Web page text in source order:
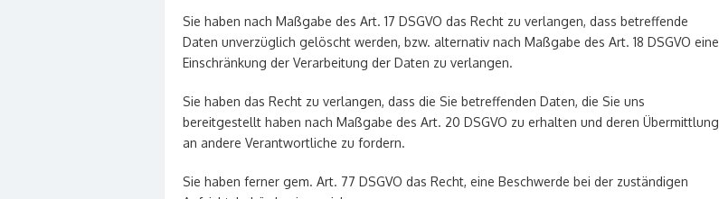
Sie haben nach Maßgabe des Art. 17 DSGVO das Recht zu verlangen, dass betreffende
Daten unverzüglich gelöscht werden, bzw. alternativ nach Maßgabe des Art. 18 DSGVO eine
Einschränkung der Verarbeitung der Daten zu verlangen.
Sie haben das Recht zu verlangen, dass die Sie betreffenden Daten, die Sie uns
bereitgestellt haben nach Maßgabe des Art. 20 DSGVO zu erhalten und deren Übermittlung
an andere Verantwortliche zu fordern.
Sie haben ferner gem. Art. 77 DSGVO das Recht, eine Beschwerde bei der zuständigen